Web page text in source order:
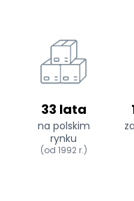
33 lata
na polskim
rynku
(od 1992 r.)